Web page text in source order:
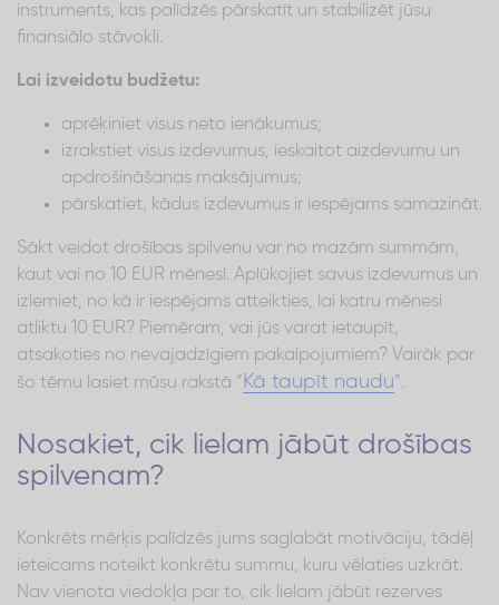
instruments, kas palīdzēs pārskatīt un stabilizēt jūsu
finansiālo stāvokli.
Lai izveidotu budžetu:
aprēķiniet visus neto ienākumus;
izrakstiet visus izdevumus, ieskaitot aizdevumu un
apdrošināšanas maksājumus;
pārskatiet, kādus izdevumus ir iespējams samazināt.
Sākt veidot drošības spilvenu var no mazām summām,
kaut vai no 10 EUR mēnesī. Aplūkojiet savus izdevumus un
izlemiet, no kā ir iespējams atteikties, lai katru mēnesi
atliktu 10 EUR? Piemēram, vai jūs varat ietaupīt,
atsakoties no nevajadzīgiem pakalpojumiem? Vairāk par
šo tēmu lasiet mūsu rakstā “ Kā taupīt naudu”.
Nosakiet, cik lielam jābūt drošības
spilvenam?
Konkrēts mērķis palīdzēs jums saglabāt motivāciju, tādēļ
ieteicams noteikt konkrētu summu, kuru vēlaties uzkrāt.
Nav vienota viedokļa par to, cik lielam jābūt rezerves